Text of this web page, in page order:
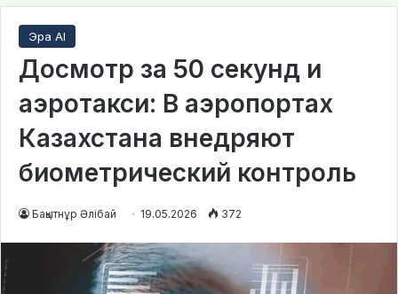
Эра AI
Досмотр за 50 секунд и
аэротакси: В аэропортах
Казахстана внедряют
биометрический контроль
Бақытнұр Әлібай 19.05.2026 372